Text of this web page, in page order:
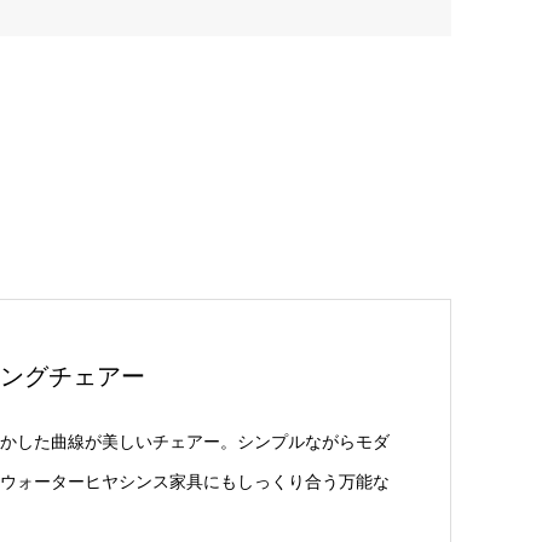
グチェアー
した曲線が美しいチェアー。シンプルながらモダ
ォーターヒヤシンス家具にもしっくり合う万能な